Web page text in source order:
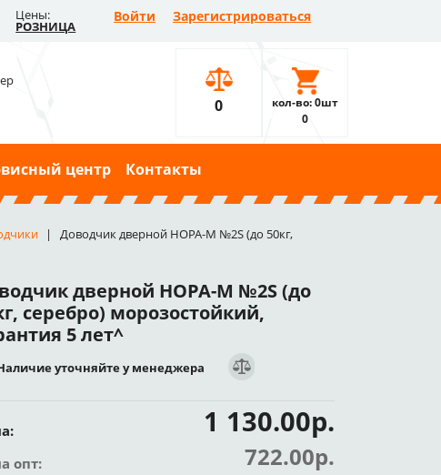
Цены:
РОЗНИЦА
Войти Зарегистрироваться
0
кол-во: 0шт
0
центр Контакты
Доводчик дверной НОРА-М №2S (до 50кг,
дверной НОРА-М №2S (до
серебро) морозостойкий,
5 лет^
уточняйте у менеджера
1 130.00р.
опт: 722.00р.